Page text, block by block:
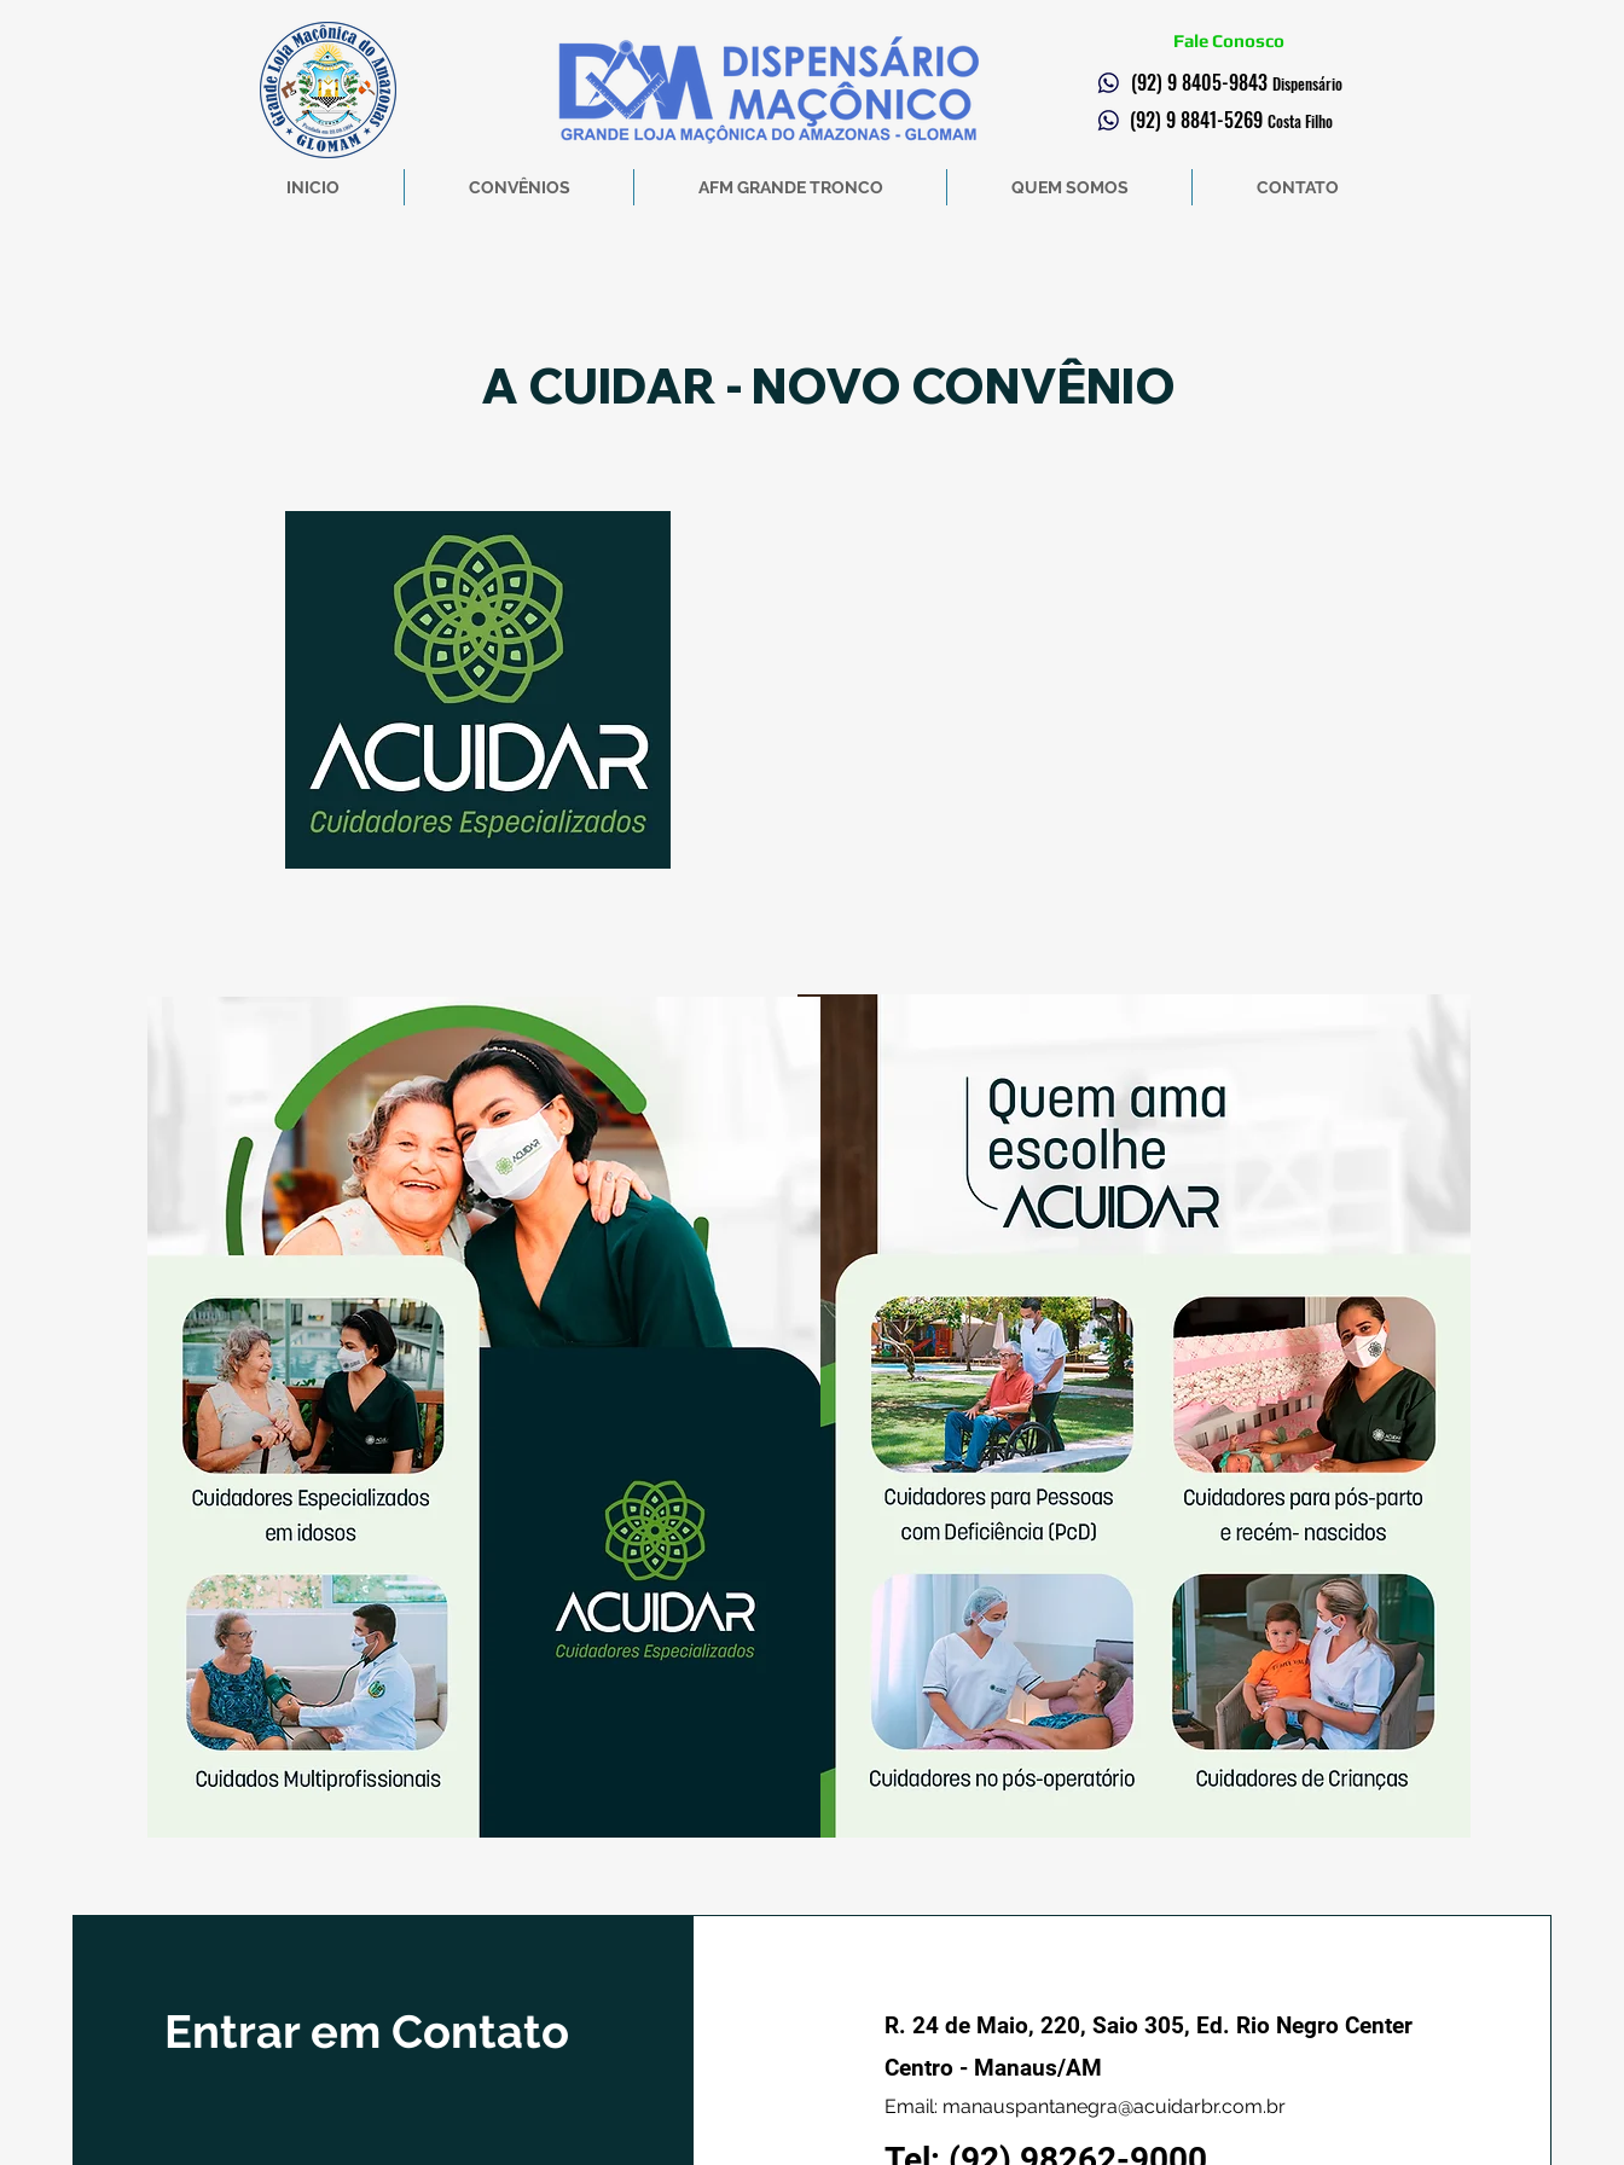
Fale Conosco
(92) 9 8405-9843 Dispensário
(92) 9 8841-5269 Costa Filho
INICIO CONVÊNIOS AFM GRANDE TRONCO QUEM SOMOS CONTATO
A CUIDAR - NOVO CONVÊNIO
​Entrar em Contato
R. 24 de Maio, 220, Saio 305, Ed. Rio Negro Center
Centro - Manaus/AM
Email: manauspantanegra@acuidarbr.com.br